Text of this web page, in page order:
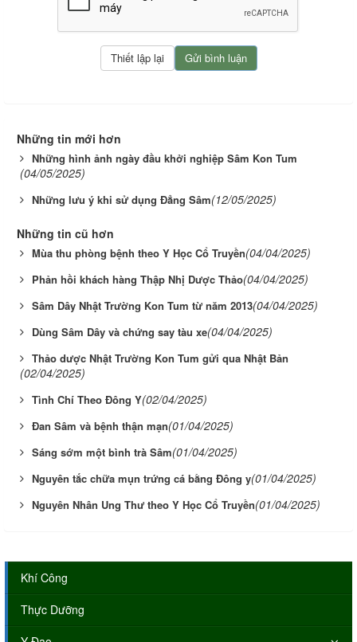
Những tin mới hơn
Những hình ảnh ngày đầu khởi nghiệp Sâm Kon Tum
(04/05/2025)
Những lưu ý khi sử dụng Đẳng Sâm(12/05/2025)
Những tin cũ hơn
Mùa thu phòng bệnh theo Y Học Cổ Truyền(04/04/2025)
Phản hồi khách hàng Thập Nhị Dược Thảo(04/04/2025)
Sâm Dây Nhật Trường Kon Tum từ năm 2013(04/04/2025)
Dùng Sâm Dây và chứng say tàu xe(04/04/2025)
Thảo dược Nhật Trường Kon Tum gửi qua Nhật Bản
(02/04/2025)
Tình Chí Theo Đông Y(02/04/2025)
Đan Sâm và bệnh thận mạn(01/04/2025)
Sáng sớm một bình trà Sâm(01/04/2025)
Nguyên tắc chữa mụn trứng cá bằng Đông y(01/04/2025)
Nguyên Nhân Ung Thư theo Y Học Cổ Truyền(01/04/2025)
Khí Công
Thực Dưỡng